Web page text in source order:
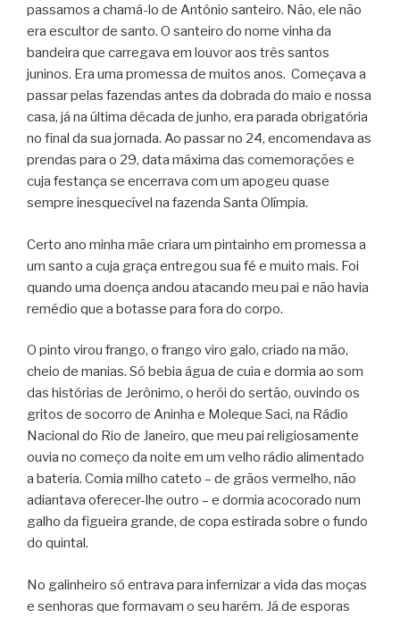
passamos a chamá-lo de Antônio santeiro. Não, ele não
era escultor de santo. O santeiro do nome vinha da
bandeira que carregava em louvor aos três santos
juninos. Era uma promessa de muitos anos. Começava a
passar pelas fazendas antes da dobrada do maio e nossa
casa, já na última década de junho, era parada obrigatória
no final da sua jornada. Ao passar no 24, encomendava as
prendas para o 29, data máxima das comemorações e
cuja festança se encerrava com um apogeu quase
sempre inesquecível na fazenda Santa Olímpia.
Certo ano minha mãe criara um pintainho em promessa a
um santo a cuja graça entregou sua fé e muito mais. Foi
quando uma doença andou atacando meu pai e não havia
remédio que a botasse para fora do corpo.
O pinto virou frango, o frango viro galo, criado na mão,
cheio de manias. Só bebia água de cuia e dormia ao som
das histórias de Jerônimo, o herói do sertão, ouvindo os
gritos de socorro de Aninha e Moleque Saci, na Rádio
Nacional do Rio de Janeiro, que meu pai religiosamente
ouvia no começo da noite em um velho rádio alimentado
a bateria. Comia milho cateto – de grãos vermelho, não
adiantava oferecer-lhe outro – e dormia acocorado num
galho da figueira grande, de copa estirada sobre o fundo
do quintal.
No galinheiro só entrava para infernizar a vida das moças
e senhoras que formavam o seu harém. Já de esporas